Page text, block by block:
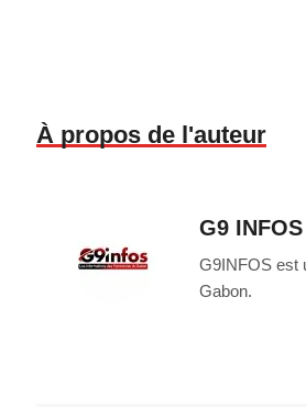
À propos de l'auteur
G9
G9INFOS est
Gabon.